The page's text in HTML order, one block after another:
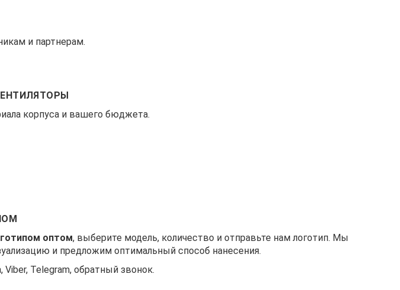
и партнерам.
корпуса и вашего бюджета.
оптом, выберите модель, количество и отправьте нам логотип. Мы
и предложим оптимальный способ нанесения.
Telegram, обратный звонок.